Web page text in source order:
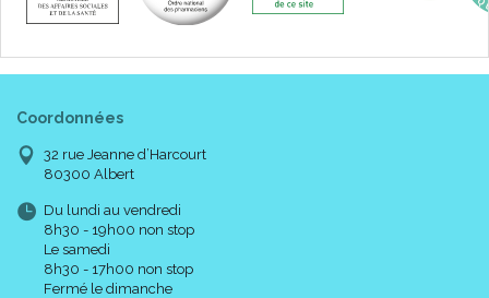
Coordonnées
32 rue Jeanne d’Harcourt
80300 Albert
Du lundi au vendredi
8h30 - 19h00 non stop
Le samedi
8h30 - 17h00 non stop
Fermé le dimanche